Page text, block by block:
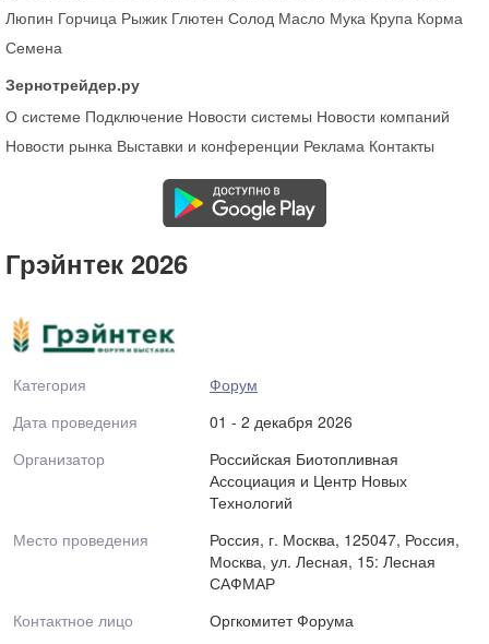
Люпин Горчица Рыжик Глютен Солод Масло Мука Крупа Корма
Семена
Зернотрейдер.ру
О системе Подключение Новости системы Новости компаний
Новости рынка Выставки и конференции Реклама Контакты
Грэйнтек 2026
Категория
Форум
Дата проведения
01 - 2 декабря 2026
Организатор
Российская Биотопливная
Ассоциация и Центр Новых
Технологий
Место проведения
Россия, г. Москва, 125047, Россия,
Москва, ул. Лесная, 15: Лесная
САФМАР
Контактное лицо
Оргкомитет Форума